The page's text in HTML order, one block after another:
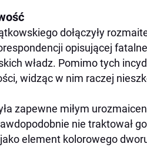
dołączyły
opisującej
władz. Pomimo tych
widząc w nim raczej
zapewne miłym
nie traktował
element kolorowego